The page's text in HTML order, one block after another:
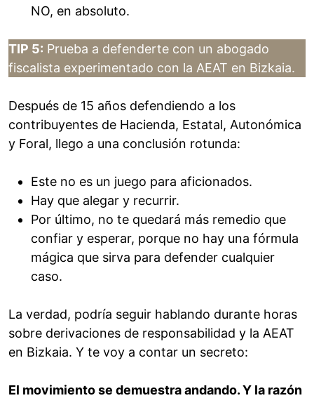
NO, en absoluto.
TIP 5: Prueba a defenderte con un abogado
fiscalista experimentado con la AEAT en Bizkaia.
Después de 15 años defendiendo a los
contribuyentes de Hacienda, Estatal, Autonómica
y Foral, llego a una conclusión rotunda:
Este no es un juego para aficionados.
Hay que alegar y recurrir.
Por último, no te quedará más remedio que
confiar y esperar, porque no hay una fórmula
mágica que sirva para defender cualquier
caso.
La verdad, podría seguir hablando durante horas
sobre derivaciones de responsabilidad y la AEAT
en Bizkaia. Y te voy a contar un secreto:
El movimiento se demuestra andando. Y la razón